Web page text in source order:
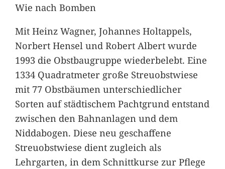
Wie nach Bomben
Mit Heinz Wagner, Johannes Holtappels,
Norbert Hensel und Robert Albert wurde
1993 die Obstbaugruppe wiederbelebt. Eine
1334 Quadratmeter große Streuobstwiese
mit 77 Obstbäumen unterschiedlicher
Sorten auf städtischem Pachtgrund entstand
zwischen den Bahnanlagen und dem
Niddabogen. Diese neu geschaffene
Streuobstwiese dient zugleich als
Lehrgarten, in dem Schnittkurse zur Pflege